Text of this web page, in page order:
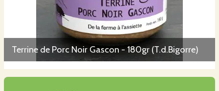
Terrine de Porc Noir Gascon - 180gr (T.d.Bigorre)